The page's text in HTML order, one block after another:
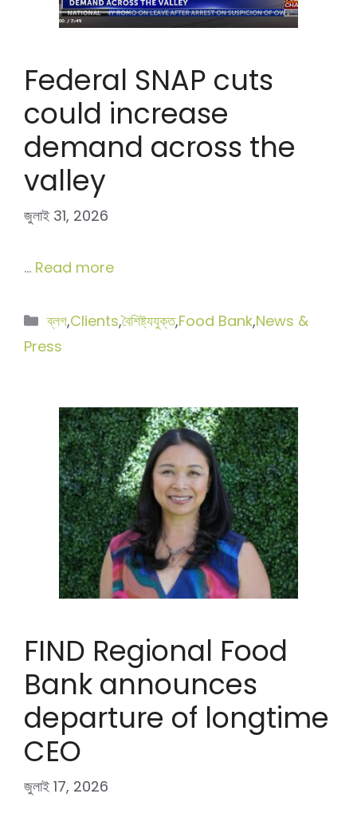
Federal SNAP cuts
could increase
demand across the
valley
জুলাই 31, 2026
… Read more
বিভাগ
সমূহ
ব্লগ,Clients,বৈশিষ্ট্যযুক্ত,Food Bank,News &
Press
FIND Regional Food
Bank announces
departure of longtime
CEO
জুলাই 17, 2026